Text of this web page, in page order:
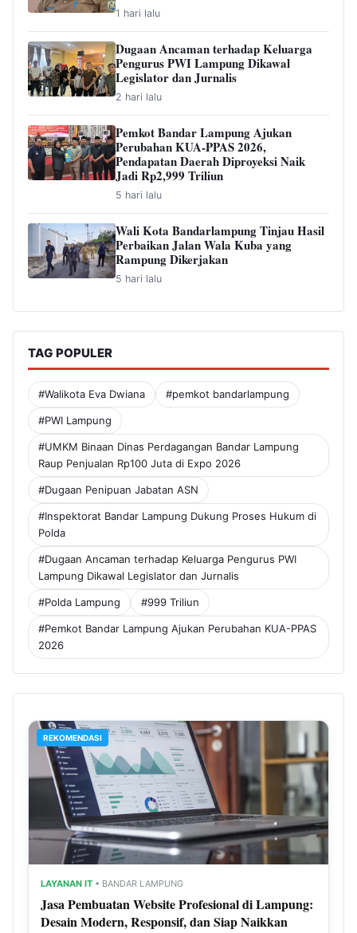
1 hari lalu
Dugaan Ancaman terhadap Keluarga
Pengurus PWI Lampung Dikawal
Legislator dan Jurnalis
2 hari lalu
Pemkot Bandar Lampung Ajukan
Perubahan KUA-PPAS 2026,
Pendapatan Daerah Diproyeksi Naik
Jadi Rp2,999 Triliun
5 hari lalu
Wali Kota Bandarlampung Tinjau Hasil
Perbaikan Jalan Wala Kuba yang
Rampung Dikerjakan
5 hari lalu
TAG POPULER
#Walikota Eva Dwiana #pemkot bandarlampung
#PWI Lampung
#UMKM Binaan Dinas Perdagangan Bandar Lampung
Raup Penjualan Rp100 Juta di Expo 2026
#Dugaan Penipuan Jabatan ASN
#Inspektorat Bandar Lampung Dukung Proses Hukum di
Polda
#Dugaan Ancaman terhadap Keluarga Pengurus PWI
Lampung Dikawal Legislator dan Jurnalis
#Polda Lampung #999 Triliun
#Pemkot Bandar Lampung Ajukan Perubahan KUA-PPAS
2026
REKOMENDASI
LAYANAN IT • BANDAR LAMPUNG
Jasa Pembuatan Website Profesional di Lampung:
Desain Modern, Responsif, dan Siap Naikkan